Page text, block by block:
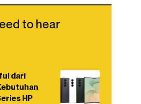
to hear
dari
HP